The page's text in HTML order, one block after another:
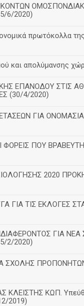
6/2020)
πρωτόκολλα
και απολύμανσης
ΕΠΑΝΟΔΟΥ ΣΤΙΣ
(30/4/2020)
ΓΙΑ
ΦΟΡΕΙΣ ΠΟΥ
2020
ΓΙΑ ΤΙΣ ΕΚΛΟΓΕΣ
ΓΙΑ ΝΕΑ
2/2020)
ΣΧΟΛΗΣ
ΚΛΕΙΣΤΗΣ ΚΩΠ.
2019)